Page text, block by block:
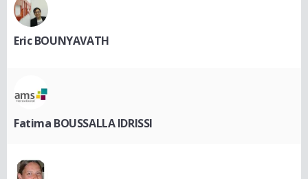
Eric BOUNYAVATH
Fatima BOUSSALLA IDRISSI